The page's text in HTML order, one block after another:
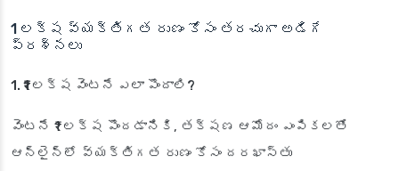
1 లక్ష వ్యక్తిగత రుణం కోసం తరచుగా అడిగే
ప్రశ్నలు
1. ₹1 లక్ష వెంటనే ఎలా పొందాలి?
వెంటనే ₹1 లక్ష పొందడానికి, తక్షణ ఆమోదం ఎంపికలతో
ఆన్‌లైన్‌లో వ్యక్తిగత రుణం కోసం దరఖాస్తు